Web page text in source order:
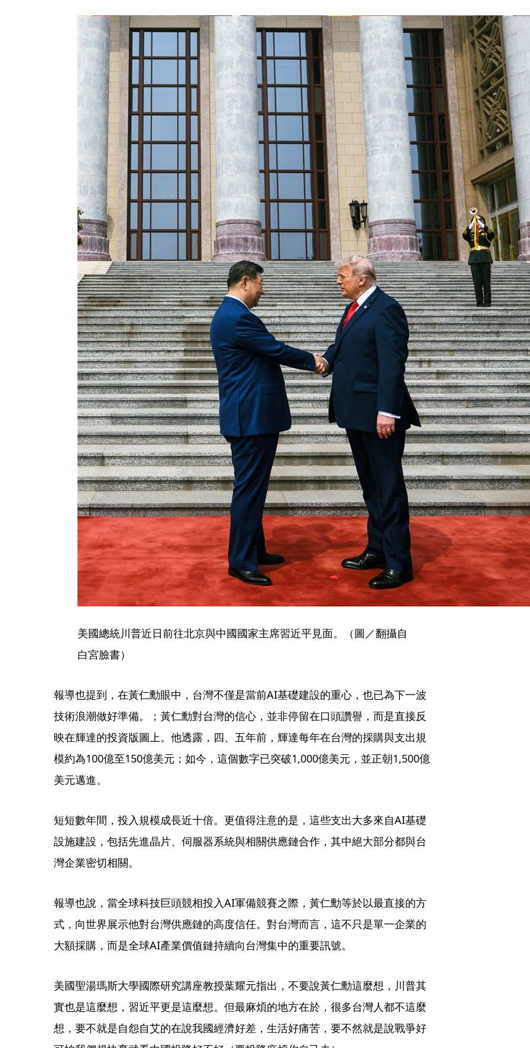
美國總統川普近日前往北京與中國國家主席習近平見面。（圖／翻攝自
白宮臉書）
報導也提到，在黃仁勳眼中，台灣不僅是當前AI基礎建設的重心，也已為下一波
技術浪潮做好準備。；黃仁勳對台灣的信心，並非停留在口頭讚譽，而是直接反
映在輝達的投資版圖上。他透露，四、五年前，輝達每年在台灣的採購與支出規
模約為100億至150億美元；如今，這個數字已突破1,000億美元，並正朝1,500億
美元邁進。
短短數年間，投入規模成長近十倍。更值得注意的是，這些支出大多來自AI基礎
設施建設，包括先進晶片、伺服器系統與相關供應鏈合作，其中絕大部分都與台
灣企業密切相關。
報導也說，當全球科技巨頭競相投入AI軍備競賽之際，黃仁勳等於以最直接的方
式，向世界展示他對台灣供應鏈的高度信任。對台灣而言，這不只是單一企業的
大額採購，而是全球AI產業價值鏈持續向台灣集中的重要訊號。
美國聖湯瑪斯大學國際研究講座教授葉耀元指出，不要說黃仁勳這麼想，川普其
實也是這麼想，習近平更是這麼想。但最麻煩的地方在於，很多台灣人都不這麼
想，要不就是自怨自艾的在說我國經濟好差，生活好痛苦，要不然就是說戰爭好